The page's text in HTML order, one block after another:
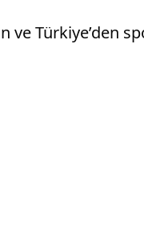
Türkiye’den